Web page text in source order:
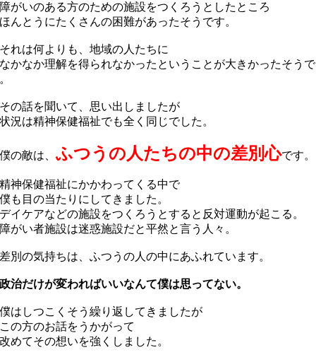
がいのある方のための施設をつくろうとしたところ
んとうにたくさんの困難があったそうです。
れは何よりも、地域の人たちに
かなか理解を得られなかったということが大きかったそうで
の話を聞いて、思い出しましたが
況は精神保健福祉でも全く同じでした。
の敵は、 ふつうの人たちの中の差別心です。
神保健福祉にかかわってくる中で
も目の当たりにしてきました。
イケアなどの施設をつくろうとすると反対運動が起こる。
がい者施設は迷惑施設だと平然と言う人々。
別の気持ちは、ふつうの人の中にあふれています。
政治だけが変わればいいなんて僕は思ってない。
はしつこくそう繰り返してきましたが
の方のお話をうかがって
めてその想いを強くしました。